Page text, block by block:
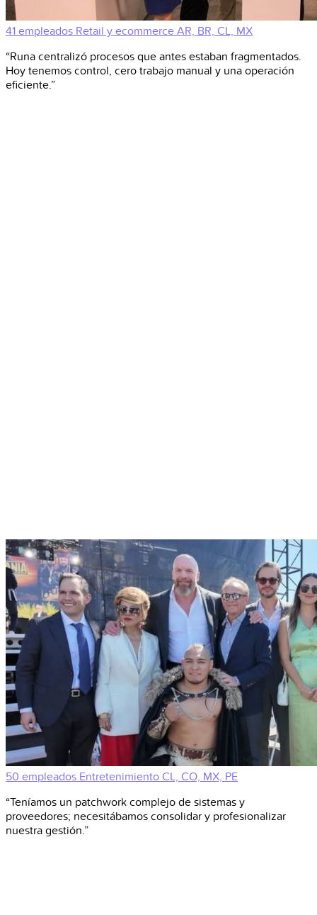
41 empleados Retail y ecommerce AR, BR, CL, MX
“Runa centralizó procesos que antes estaban fragmentados.
Hoy tenemos control, cero trabajo manual y una operación
eficiente.”
50 empleados Entretenimiento CL, CO, MX, PE
“Teníamos un patchwork complejo de sistemas y
proveedores; necesitábamos consolidar y profesionalizar
nuestra gestión.”